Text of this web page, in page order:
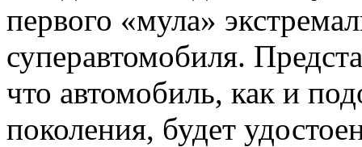
первого «мула»
суперавтомобиля.
что автомобиль, как и
поколения, будет